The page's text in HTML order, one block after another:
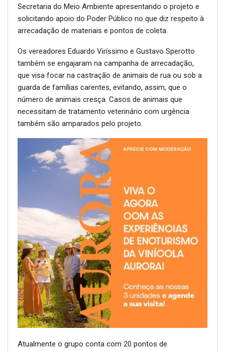
Secretaria do Meio Ambiente apresentando o projeto e
solicitando apoio do Poder Público no que diz respeito à
arrecadação de materiais e pontos de coleta.
Os vereadores Eduardo Viríssimo e Gustavo Sperotto
também se engajaram na campanha de arrecadação,
que visa focar na castração de animais de rua ou sob a
guarda de famílias carentes, evitando, assim, que o
número de animais cresça. Casos de animais que
necessitam de tratamento veterinário com urgência
também são amparados pelo projeto.
Atualmente o grupo conta com 20 pontos de